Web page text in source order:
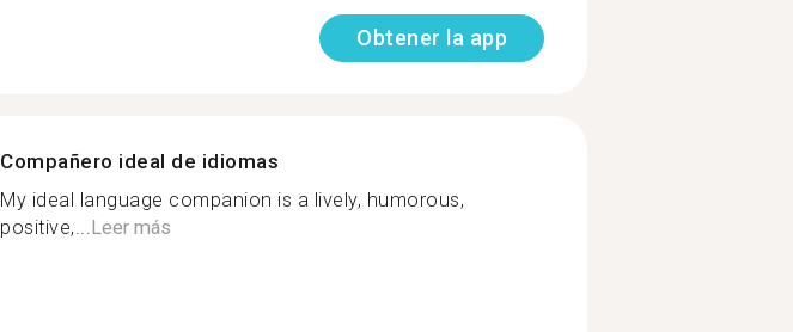
Obtener la app
Compañero ideal de idiomas
My ideal language companion is a lively, humorous,
positive,...Leer más